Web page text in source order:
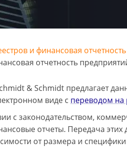
и финансовая отчетность
отчетность
& Schmidt предлагает
виде с переводом на
с законодательством,
отчеты. Передача
от размера и